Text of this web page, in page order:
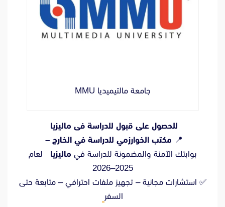
جامعة مالتيميديا ​​MMU
للحصول على قبول للدراسة فى ماليزيا
📍 مكتب الخوارزمي للدراسة في الخارج –
بوابتك الآمنة والمضمونة للدراسة في ماليزيا لعام
2025–2026
✅ استشارات مجانية – تجهيز ملفات احترافي – متابعة حتى
السفر